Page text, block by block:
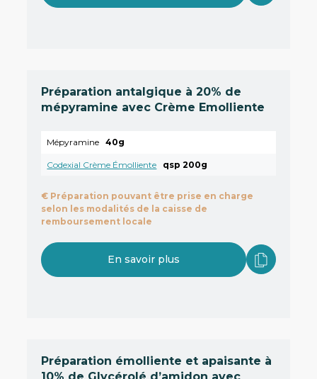
Préparation antalgique à 20% de
mépyramine avec Crème Emolliente
Mépyramine 40g
Codexial Crème Émolliente qsp 200g
€ Préparation pouvant être prise en charge
selon les modalités de la caisse de
remboursement locale
En savoir plus
Préparation émolliente et apaisante à
10% de Glycérolé d’amidon avec